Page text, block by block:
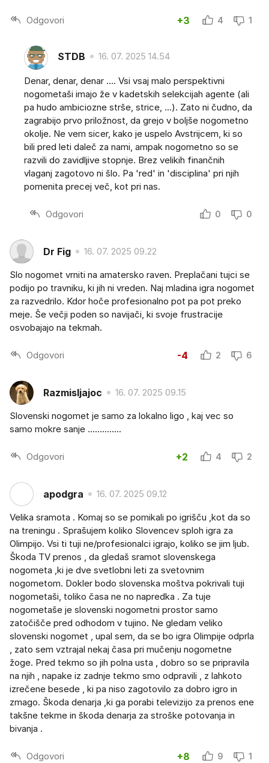
Odgovori +3 4 1
STDB 16. 07. 2025 14.54
Denar, denar, denar .... Vsi vsaj malo perspektivni
nogometaši imajo že v kadetskih selekcijah agente (ali
pa hudo ambiciozne strše, strice, ...). Zato ni čudno, da
zagrabijo prvo priložnost, da grejo v boljše nogometno
okolje. Ne vem sicer, kako je uspelo Avstrijcem, ki so
bili pred leti daleč za nami, ampak nogometno so se
razvili do zavidljive stopnje. Brez velikih finančnih
vlaganj zagotovo ni šlo. Pa 'red' in 'disciplina' pri njih
pomenita precej več, kot pri nas.
Odgovori 0 0
Dr Fig 16. 07. 2025 09.22
Slo nogomet vrniti na amatersko raven. Preplačani tujci se
podijo po travniku, ki jih ni vreden. Naj mladina igra nogomet
za razvedrilo. Kdor hoče profesionalno pot pa pot preko
meje. Še večji poden so navijači, ki svoje frustracije
osvobajajo na tekmah.
Odgovori -4 2 6
Razmisljajoc 16. 07. 2025 09.15
Slovenski nogomet je samo za lokalno ligo , kaj vec so
samo mokre sanje ..............
Odgovori +2 4 2
apodgra 16. 07. 2025 09.12
Velika sramota . Komaj so se pomikali po igrišču ,kot da so
na treningu . Sprašujem koliko Slovencev sploh igra za
Olimpijo. Vsi ti tuji ne/profesionalci igrajo, koliko se jim ljub.
Škoda TV prenos , da gledaš sramot slovenskega
nogometa ,ki je dve svetlobni leti za svetovnim
nogometom. Dokler bodo slovenska moštva pokrivali tuji
nogometaši, toliko časa ne no napredka . Za tuje
nogometaše je slovenski nogometni prostor samo
zatočišče pred odhodom v tujino. Ne gledam veliko
slovenski nogomet , upal sem, da se bo igra Olimpije odprla
, zato sem vztrajal nekaj časa pri mučenju nogometne
žoge. Pred tekmo so jih polna usta , dobro so se pripravila
na njih , napake iz zadnje tekmo smo odpravili , z lahkoto
izrečene besede , ki pa niso zagotovilo za dobro igro in
zmago. Škoda denarja ,ki ga porabi televizijo za prenos ene
takšne tekme in škoda denarja za stroške potovanja in
bivanja .
Odgovori +8 9 1